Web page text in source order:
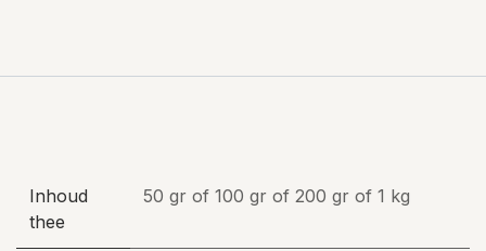
Inhoud
thee
50 gr of 100 gr of 200 gr of 1 kg